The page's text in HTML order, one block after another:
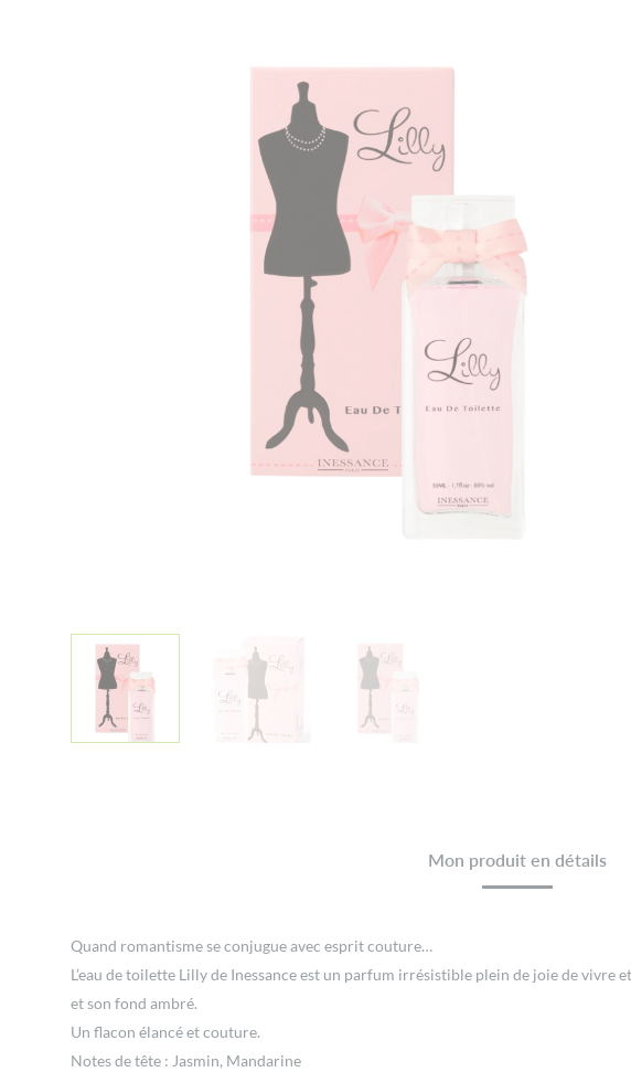
Mon produit en détails
Quand romantisme se conjugue avec esprit couture…
L’eau de toilette Lilly de Inessance est un parfum irrésistible plein de joie de
et son fond ambré.
Un flacon élancé et couture.
Notes de tête : Jasmin, Mandarine